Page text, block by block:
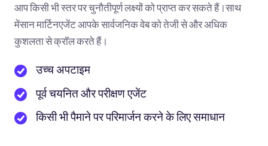
आप किसी भी स्तर पर चुनौतीपूर्ण लक्ष्यों को प्राप्त कर सकते हैं।साथ
मेंसान मार्टिनएजेंट आपके सार्वजनिक वेब को तेजी से और अधिक
कुशलता से क्रॉल करते हैं।
उच्च अपटाइम
पूर्व चयनित और परीक्षण एजेंट
किसी भी पैमाने पर परिमार्जन करने के लिए समाधान